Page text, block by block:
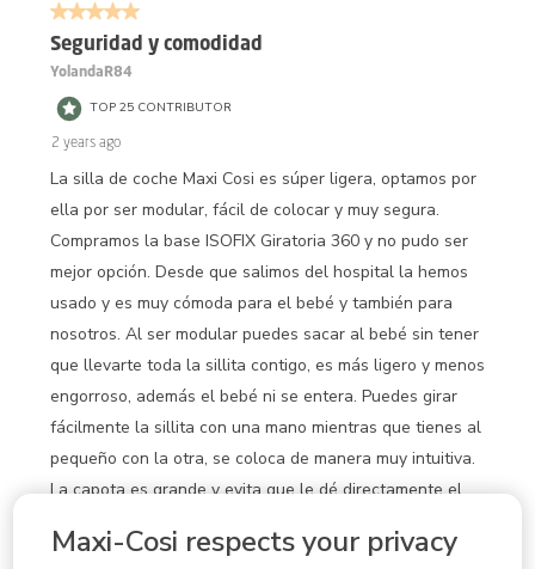
Maxi-Cosi respects your privacy
166
Reviews.
5 out of 5 stars.
Seguridad y comodidad
YolandaR84
TOP 25 CONTRIBUTOR
2 years ago
La silla de coche Maxi Cosi es súper ligera, optamos por
ella por ser modular, fácil de colocar y muy segura.
Compramos la base ISOFIX Giratoria 360 y no pudo ser
mejor opción. Desde que salimos del hospital la hemos
usado y es muy cómoda para el bebé y también para
nosotros. Al ser modular puedes sacar al bebé sin tener
que llevarte toda la sillita contigo, es más ligero y menos
engorroso, además el bebé ni se entera. Puedes girar
fácilmente la sillita con una mano mientras que tienes al
pequeño con la otra, se coloca de manera muy intuitiva.
La capota es grande y evita que le dé directamente el
decantamos por esta sillita porque puede usarse en